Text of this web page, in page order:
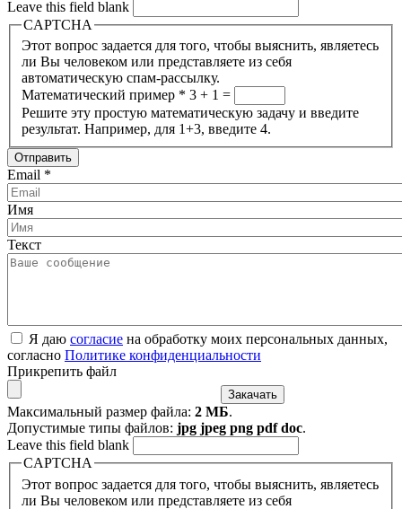
Leave this field blank
CAPTCHA
Этот вопрос задается для того, чтобы выяснить, являетесь
ли Вы человеком или представляете из себя
автоматическую спам-рассылку.
Математический пример * 3 + 1 =
Решите эту простую математическую задачу и введите
результат. Например, для 1+3, введите 4.
Email *
Имя
Текст
Я даю согласие на обработку моих персональных данных,
согласно Политике конфиденциальности
Прикрепить файл
Максимальный размер файла: 2 МБ.
Допустимые типы файлов: jpg jpeg png pdf doc.
Leave this field blank
CAPTCHA
Этот вопрос задается для того, чтобы выяснить, являетесь
ли Вы человеком или представляете из себя